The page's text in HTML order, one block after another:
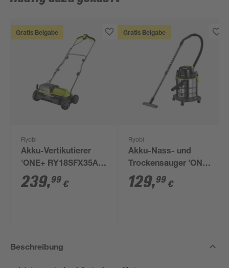
Gratis Beigabe
Ryobi
Akku-Vertikutierer
'ONE+ RY18SFX35A-
0' ohne Akku 18 V 35
cm
239,99 €
Gratis Beigabe
Ryobi
Akku-Nass- und
Trockensauger 'ONE+
R18WDV-0' 18 V ohne
Akku und Ladegerät
129,99 €
Beschreibung